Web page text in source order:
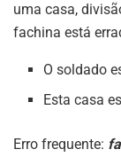
uma casa,
fachina está
O soldado
Esta casa
Erro frequente: